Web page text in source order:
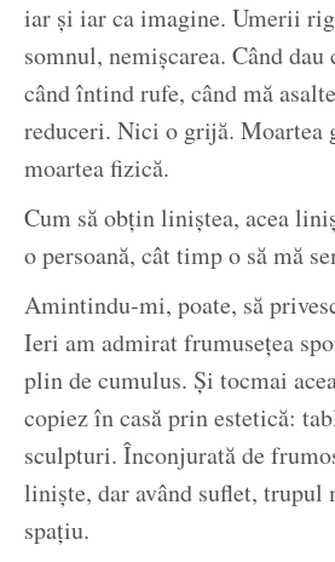
iar și iar ca imagine. Umerii
somnul, nemișcarea. Când
când întind rufe, când mă
reduceri. Nici o grijă.
moartea fizică.
Cum să obțin liniștea, acea
o persoană, cât timp o să mă
Amintindu-mi, poate, să
Ieri am admirat frumusețea
plin de cumulus. Și tocmai
copiez în casă prin estetică:
sculpturi. Înconjurată de
liniște, dar având suflet, trupul
spațiu.